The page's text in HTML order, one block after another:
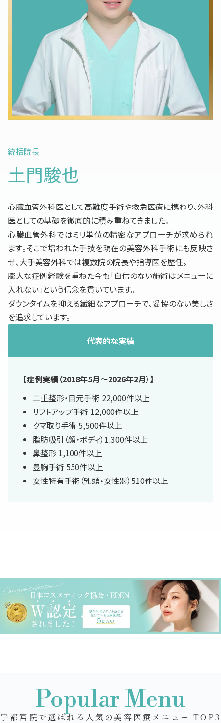
統括院長
土門駿也
心臓血管外科医として高難度手術や救急医療に携わり、外科
医としての基礎を徹底的に積み重ねてきました。
心臓血管外科ではミリ単位の精密なアプローチが求められ
ます。そこで培われた手技を現在の美容外科手術にも反映さ
せ、大手美容外科では複数院の院長や指導医を歴任。
膨大な症例経験を重ねた今も「自信のない施術はメニューに
入れない」という信念を貫いています。
ダウンタイムを抑える繊細なアプローチで、妥協のない美しさ
を追求しています。
代表的な実績
【症例実績（2018年5月〜2026年2月）】
二重整形・目元手術 22,000件以上
リフトアップ手術 12,000件以上
クマ取り手術 5,500件以上
脂肪吸引（顔・ボディ）1,300件以上
鼻整形 1,100件以上
豊胸手術 550件以上
女性特有手術（乳頭・女性器）510件以上
Popular Menu
宇都宮院で選ばれる人気の美容医療メニュー TOP3